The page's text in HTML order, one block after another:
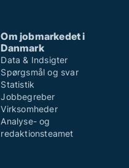
Om jobmarkedet i
Danmark
Data & Indsigter
Spørgsmål og svar
Statistik
Jobbegreber
Virksomheder
Analyse- og
redaktionsteamet